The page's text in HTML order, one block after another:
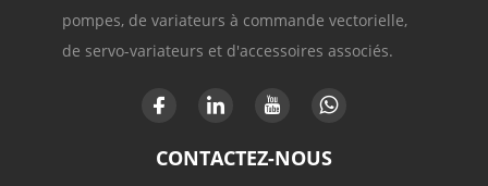
pompes, de variateurs à commande vectorielle,
de servo-variateurs et d'accessoires associés.
CONTACTEZ-NOUS